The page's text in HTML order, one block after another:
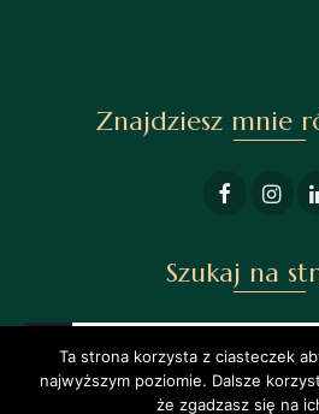
Znajdziesz mnie
Szukaj na
Ta strona korzysta z ciasteczek
najwyższym poziomie. Dalsze
że zgadzasz się na